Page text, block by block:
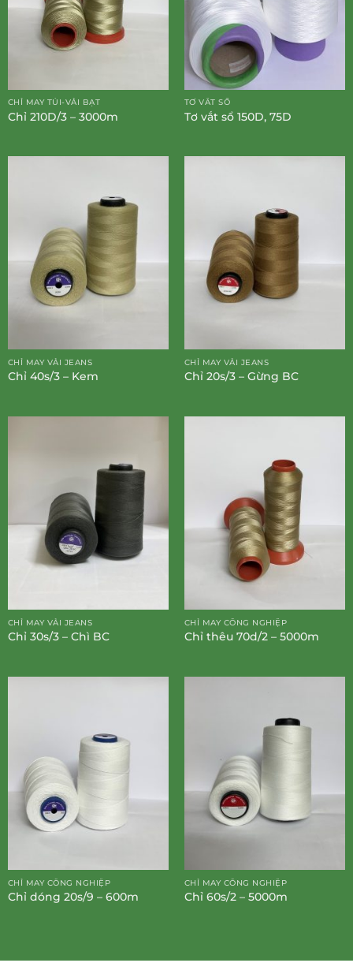
CHỈ MAY TÚI-VẢI BẠT
Chỉ 210D/3 – 3000m
TƠ VẮT SỔ
Tơ vắt sổ 150D, 75D
CHỈ MAY VẢI JEANS
Chỉ 40s/3 – Kem
CHỈ MAY VẢI JEANS
Chỉ 20s/3 – Gừng BC
CHỈ MAY VẢI JEANS
Chỉ 30s/3 – Chì BC
CHỈ MAY CÔNG NGHIỆP
Chỉ thêu 70d/2 – 5000m
CHỈ MAY CÔNG NGHIỆP
Chỉ dóng 20s/9 – 600m
CHỈ MAY CÔNG NGHIỆP
Chỉ 60s/2 – 5000m